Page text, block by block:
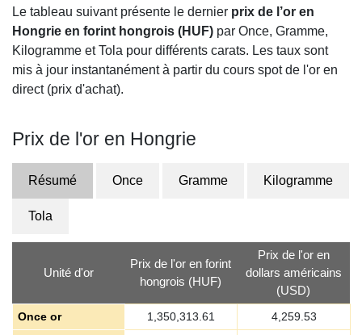
Le tableau suivant présente le dernier prix de l’or en
Hongrie en forint hongrois (HUF) par Once, Gramme,
Kilogramme et Tola pour différents carats. Les taux sont
mis à jour instantanément à partir du cours spot de l'or en
direct (prix d'achat).
Prix de l'or en Hongrie
Résumé Once Gramme Kilogramme
Tola
Unité d'or
Prix de l'or en forint
hongrois (HUF)
Prix de l'or en
dollars américains
(USD)
Once or 1,350,313.61
4,259.53